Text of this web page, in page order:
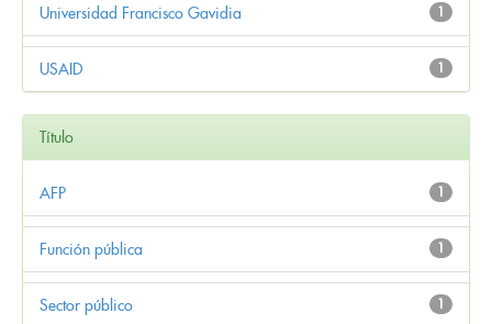
1
Universidad Francisco Gavidia
1
USAID
Título
1
AFP
1
Función pública
1
Sector público